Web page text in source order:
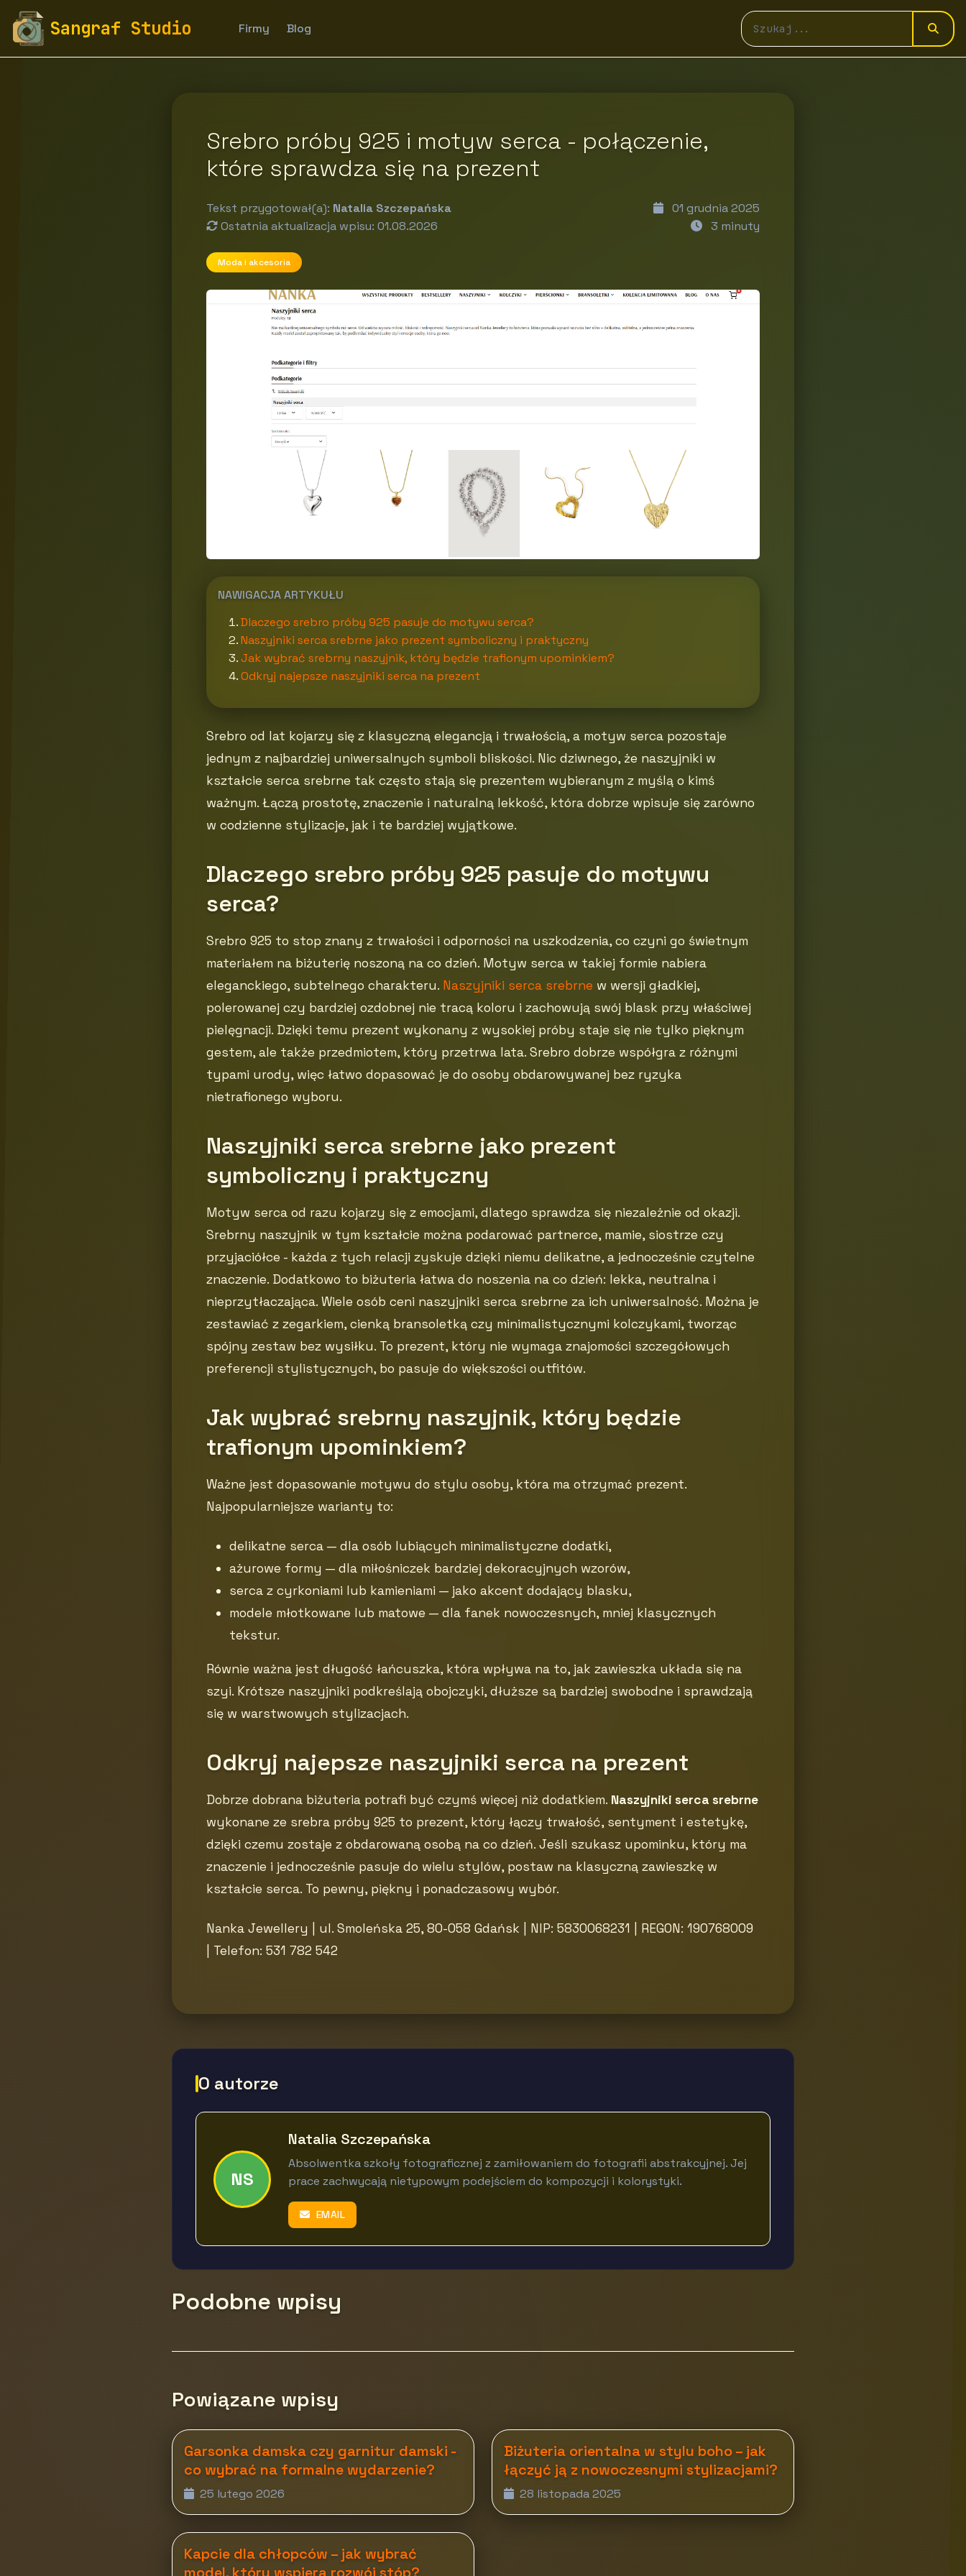
Sangraf Studio Firmy Blog
fototapety-sangraf.pl Blog
Srebro próby 925 i motyw serca - połączenie,
które sprawdza się na prezent
Tekst przygotował(a): Natalia Szczepańska
01 grudnia 2025
Ostatnia aktualizacja wpisu: 01.08.2026
3 minuty
Moda i akcesoria
NAWIGACJA ARTYKUŁU
Dlaczego srebro próby 925 pasuje do motywu serca?
Naszyjniki serca srebrne jako prezent symboliczny i praktyczny
Jak wybrać srebrny naszyjnik, który będzie trafionym upominkiem?
Odkryj najepsze naszyjniki serca na prezent
Srebro od lat kojarzy się z klasyczną elegancją i trwałością, a motyw serca pozostaje
jednym z najbardziej uniwersalnych symboli bliskości. Nic dziwnego, że naszyjniki w
kształcie serca srebrne tak często stają się prezentem wybieranym z myślą o kimś
ważnym. Łączą prostotę, znaczenie i naturalną lekkość, która dobrze wpisuje się zarówno
w codzienne stylizacje, jak i te bardziej wyjątkowe.
Dlaczego srebro próby 925 pasuje do motywu
serca?
Srebro 925 to stop znany z trwałości i odporności na uszkodzenia, co czyni go świetnym
materiałem na biżuterię noszoną na co dzień. Motyw serca w takiej formie nabiera
eleganckiego, subtelnego charakteru. Naszyjniki serca srebrne w wersji gładkiej,
polerowanej czy bardziej ozdobnej nie tracą koloru i zachowują swój blask przy właściwej
pielęgnacji. Dzięki temu prezent wykonany z wysokiej próby staje się nie tylko pięknym
gestem, ale także przedmiotem, który przetrwa lata. Srebro dobrze współgra z różnymi
typami urody, więc łatwo dopasować je do osoby obdarowywanej bez ryzyka
nietrafionego wyboru.
Naszyjniki serca srebrne jako prezent
symboliczny i praktyczny
Motyw serca od razu kojarzy się z emocjami, dlatego sprawdza się niezależnie od okazji.
Srebrny naszyjnik w tym kształcie można podarować partnerce, mamie, siostrze czy
przyjaciółce - każda z tych relacji zyskuje dzięki niemu delikatne, a jednocześnie czytelne
znaczenie. Dodatkowo to biżuteria łatwa do noszenia na co dzień: lekka, neutralna i
nieprzytłaczająca. Wiele osób ceni naszyjniki serca srebrne za ich uniwersalność. Można je
zestawiać z zegarkiem, cienką bransoletką czy minimalistycznymi kolczykami, tworząc
spójny zestaw bez wysiłku. To prezent, który nie wymaga znajomości szczegółowych
preferencji stylistycznych, bo pasuje do większości outfitów.
Jak wybrać srebrny naszyjnik, który będzie
trafionym upominkiem?
Ważne jest dopasowanie motywu do stylu osoby, która ma otrzymać prezent.
Najpopularniejsze warianty to:
delikatne serca — dla osób lubiących minimalistyczne dodatki,
ażurowe formy — dla miłośniczek bardziej dekoracyjnych wzorów,
serca z cyrkoniami lub kamieniami — jako akcent dodający blasku,
modele młotkowane lub matowe — dla fanek nowoczesnych, mniej klasycznych
tekstur.
Równie ważna jest długość łańcuszka, która wpływa na to, jak zawieszka układa się na
szyi. Krótsze naszyjniki podkreślają obojczyki, dłuższe są bardziej swobodne i sprawdzają
się w warstwowych stylizacjach.
Odkryj najepsze naszyjniki serca na prezent
Dobrze dobrana biżuteria potrafi być czymś więcej niż dodatkiem. Naszyjniki serca srebrne
wykonane ze srebra próby 925 to prezent, który łączy trwałość, sentyment i estetykę,
dzięki czemu zostaje z obdarowaną osobą na co dzień. Jeśli szukasz upominku, który ma
znaczenie i jednocześnie pasuje do wielu stylów, postaw na klasyczną zawieszkę w
kształcie serca. To pewny, piękny i ponadczasowy wybór.
Nanka Jewellery | ul. Smoleńska 25, 80-058 Gdańsk | NIP: 5830068231 | REGON: 190768009
| Telefon: 531 782 542
O autorze
NS
Natalia Szczepańska
Absolwentka szkoły fotograficznej z zamiłowaniem do fotografii abstrakcyjnej. Jej
prace zachwycają nietypowym podejściem do kompozycji i kolorystyki.
EMAIL
Podobne wpisy
Powiązane wpisy
Garsonka damska czy garnitur damski -
co wybrać na formalne wydarzenie?
25 lutego 2026
Biżuteria orientalna w stylu boho – jak
łączyć ją z nowoczesnymi stylizacjami?
28 listopada 2025
Kapcie dla chłopców – jak wybrać